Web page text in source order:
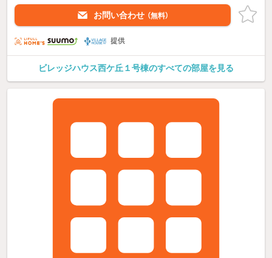
お問い合わせ （無料）
提供
ビレッジハウス西ケ丘１号棟のすべての部屋を見る